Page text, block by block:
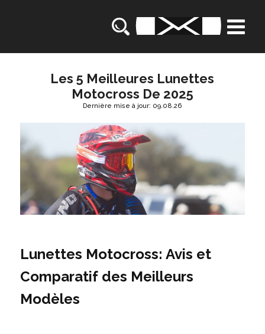
Les 5 Meilleures Lunettes
Motocross De 2025
Dernière mise à jour: 09.08.26
Lunettes Motocross: Avis et
Comparatif des Meilleurs
Modèles